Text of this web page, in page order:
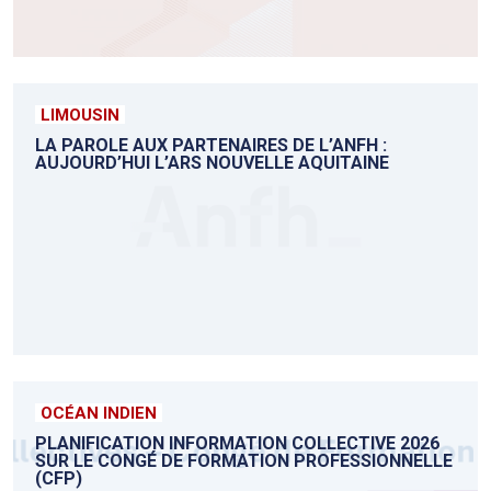
LIMOUSIN
LA PAROLE AUX PARTENAIRES DE L’ANFH :
AUJOURD’HUI L’ARS NOUVELLE AQUITAINE
OCÉAN INDIEN
PLANIFICATION INFORMATION COLLECTIVE 2026
SUR LE CONGÉ DE FORMATION PROFESSIONNELLE
(CFP)